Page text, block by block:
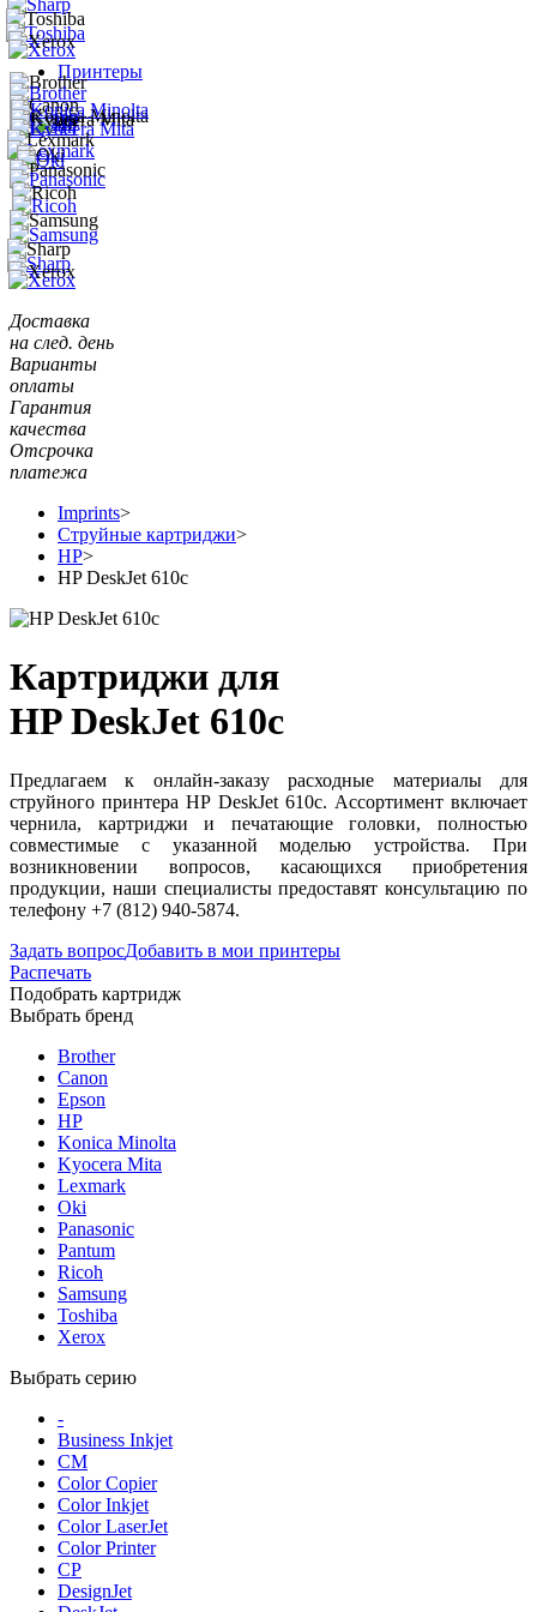
Принтеры
Доставка
на след. день
Варианты
оплаты
Гарантия
качества
Отсрочка
платежа
Imprints>
Струйные картриджи>
HP>
HP DeskJet 610c
Картриджи для
HP DeskJet 610c
Предлагаем к онлайн-заказу расходные материалы для
струйного принтера HP DeskJet 610c. Ассортимент включает
чернила, картриджи и печатающие головки, полностью
совместимые с указанной моделью устройства. При
возникновении вопросов, касающихся приобретения
продукции, наши специалисты предоставят консультацию по
телефону +7 (812) 940-5874.
Задать вопросДобавить в мои принтеры
Распечать
Подобрать картридж
Выбрать бренд
Brother
Canon
Epson
HP
Konica Minolta
Kyocera Mita
Lexmark
Oki
Panasonic
Pantum
Ricoh
Samsung
Toshiba
Xerox
Выбрать серию
-
Business Inkjet
CM
Color Copier
Color Inkjet
Color LaserJet
Color Printer
CP
DesignJet